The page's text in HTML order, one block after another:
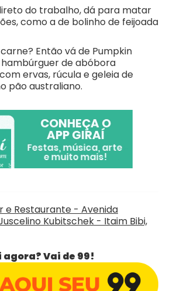
do trabalho, dá para matar
como a de bolinho de feijoada
Então vá de Pumpkin
de abóbora
ervas, rúcula e geleia de
pão australiano.
e Restaurante - Avenida
Kubitschek - Itaim Bibi,
agora? Vai de 99!